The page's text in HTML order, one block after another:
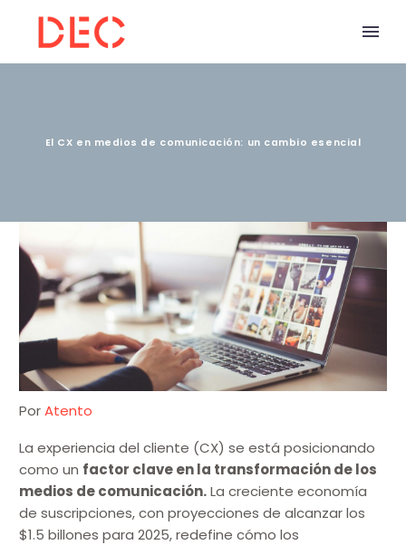
El CX en medios de comunicación: un cambio esencial
PorAtento
La experiencia del cliente (CX) se está posicionando
como un factor clave en la transformación de los
medios de comunicación.La creciente economía
de suscripciones, con proyecciones de alcanzar los
$1.5 billones para 2025, redefine cómo los